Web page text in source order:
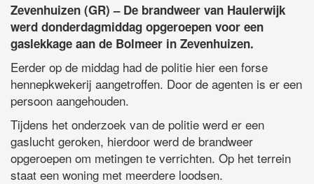
Zevenhuizen (GR) – De brandweer van Haulerwijk
werd donderdagmiddag opgeroepen voor een
gaslekkage aan de Bolmeer in Zevenhuizen.
Eerder op de middag had de politie hier een forse
hennepkwekerij aangetroffen. Door de agenten is er een
persoon aangehouden.
Tijdens het onderzoek van de politie werd er een
gaslucht geroken, hierdoor werd de brandweer
opgeroepen om metingen te verrichten. Op het terrein
staat een woning met meerdere loodsen.